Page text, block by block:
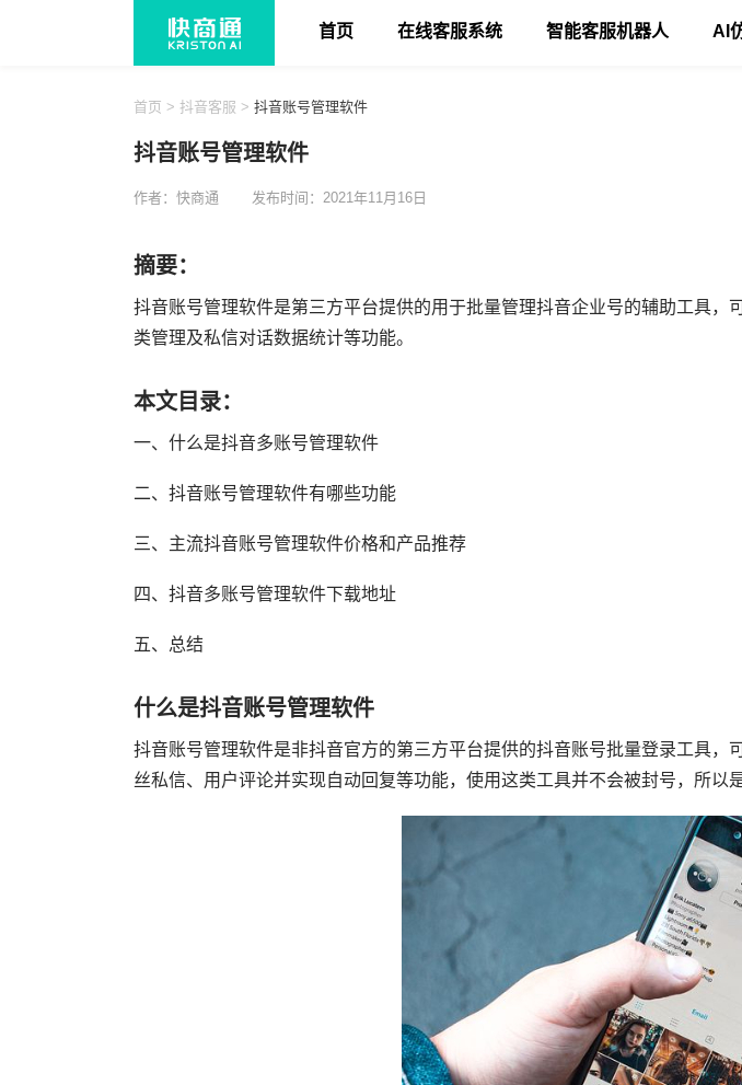
首页 在线客服系统 智能客服机器人 AI
首页 > 抖音客服 > 抖音账号管理软件
抖音账号管理软件
作者：快商通 发布时间：2021年11月16日
摘要：
抖音账号管理软件是第三方平台提供的用于批量管理抖音企业号的辅助工具
类管理及私信对话数据统计等功能。
本文目录：
一、什么是抖音多账号管理软件
二、抖音账号管理软件有哪些功能
三、主流抖音账号管理软件价格和产品推荐
四、抖音多账号管理软件下载地址
五、总结
什么是抖音账号管理软件
抖音账号管理软件是非抖音官方的第三方平台提供的抖音账号批量登录工具
丝私信、用户评论并实现自动回复等功能，使用这类工具并不会被封号，所以